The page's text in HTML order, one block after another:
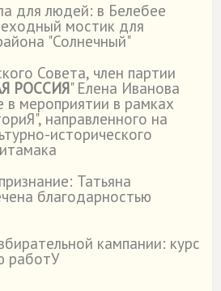
для людей: в Белебее
мостик для
"Солнечный"
Совета, член партии
РОССИЯ" Елена Иванова
в мероприятии в рамках
направленного на
исторического
Татьяна
благодарностью
кампании: курс
работУ